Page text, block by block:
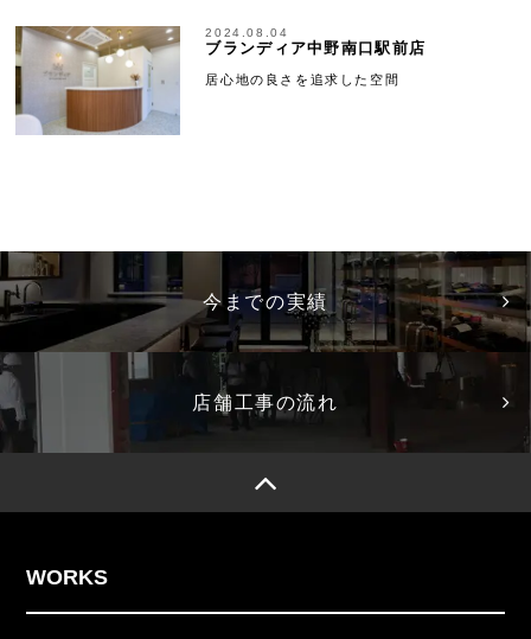
2024.08.04
ブランディア中野南口駅前店
居心地の良さを追求した空間
今までの実績
店舗工事の流れ
WORKS